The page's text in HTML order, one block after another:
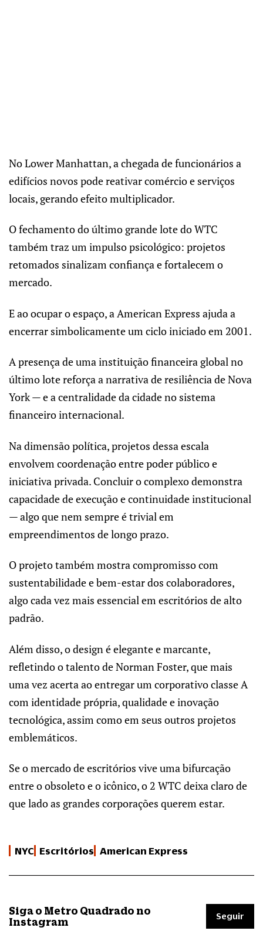
No Lower Manhattan, a chegada de funcionários a
edifícios novos pode reativar comércio e serviços
locais, gerando efeito multiplicador.
O fechamento do último grande lote do WTC
também traz um impulso psicológico: projetos
retomados sinalizam confiança e fortalecem o
mercado.
E ao ocupar o espaço, a American Express ajuda a
encerrar simbolicamente um ciclo iniciado em 2001.
A presença de uma instituição financeira global no
último lote reforça a narrativa de resiliência de Nova
York — e a centralidade da cidade no sistema
financeiro internacional.
Na dimensão política, projetos dessa escala
envolvem coordenação entre poder público e
iniciativa privada. Concluir o complexo demonstra
capacidade de execução e continuidade institucional
— algo que nem sempre é trivial em
empreendimentos de longo prazo.
O projeto também mostra compromisso com
sustentabilidade e bem-estar dos colaboradores,
algo cada vez mais essencial em escritórios de alto
padrão.
Além disso, o design é elegante e marcante,
refletindo o talento de Norman Foster, que mais
uma vez acerta ao entregar um corporativo classe A
com identidade própria, qualidade e inovação
tecnológica, assim como em seus outros projetos
emblemáticos.
Se o mercado de escritórios vive uma bifurcação
entre o obsoleto e o icônico, o 2 WTC deixa claro de
que lado as grandes corporações querem estar.
NYC Escritórios American Express
Siga o Metro Quadrado no
Instagram
Seguir